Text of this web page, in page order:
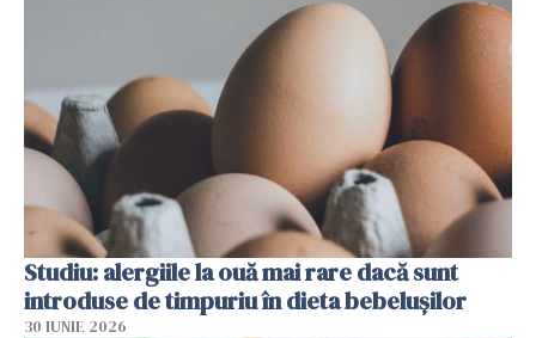
Studiu: alergiile la ouă mai rare dacă sunt
introduse de timpuriu în dieta bebelușilor
30 IUNIE 2026